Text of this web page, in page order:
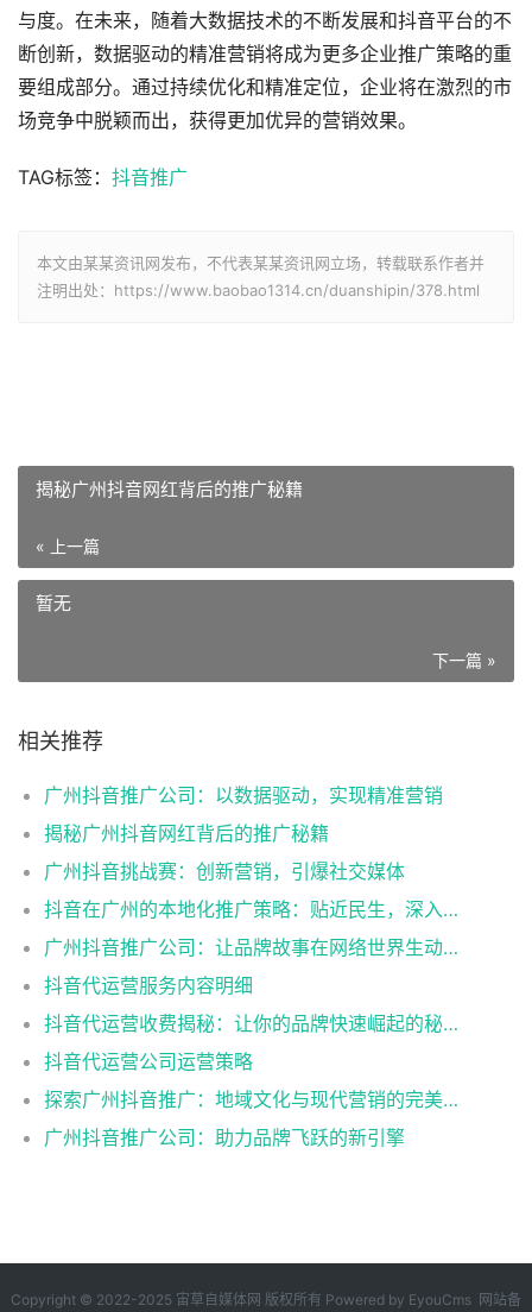
与度。在未来，随着大数据技术的不断发展和抖音平台的不
断创新，数据驱动的精准营销将成为更多企业推广策略的重
要组成部分。通过持续优化和精准定位，企业将在激烈的市
场竞争中脱颖而出，获得更加优异的营销效果。
TAG标签： 抖音推广
本文由某某资讯网发布，不代表某某资讯网立场，转载联系作者并
注明出处：https://www.baobao1314.cn/duanshipin/378.html
揭秘广州抖音网红背后的推广秘籍
« 上一篇
暂无
下一篇 »
相关推荐
广州抖音推广公司：以数据驱动，实现精准营销
揭秘广州抖音网红背后的推广秘籍
广州抖音挑战赛：创新营销，引爆社交媒体
抖音在广州的本地化推广策略：贴近民生，深入人心
广州抖音推广公司：让品牌故事在网络世界生动演绎
抖音代运营服务内容明细
抖音代运营收费揭秘：让你的品牌快速崛起的秘密武器
抖音代运营公司运营策略
探索广州抖音推广：地域文化与现代营销的完美融合
广州抖音推广公司：助力品牌飞跃的新引擎
Copyright © 2022-2025 宙草自媒体网 版权所有 Powered by EyouCms 网站备